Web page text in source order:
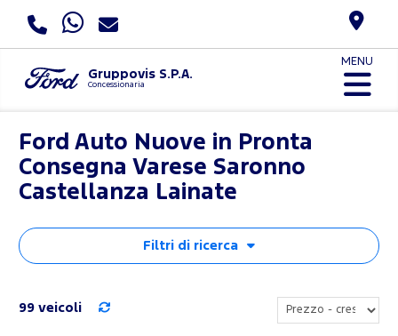
Gruppovis S.P.A.
Concessionaria
MENU
Ford Auto Nuove in Pronta
Consegna Varese Saronno
Castellanza Lainate
Filtri di ricerca
99 veicoli